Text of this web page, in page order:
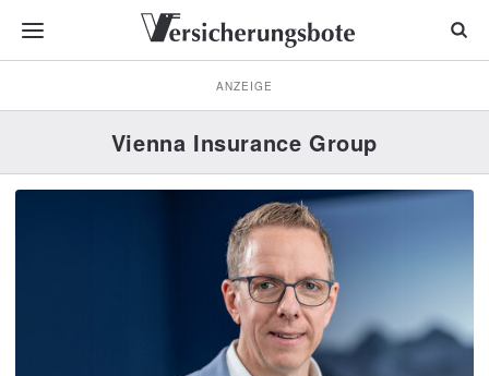
ANZEIGE
Vienna Insurance Group